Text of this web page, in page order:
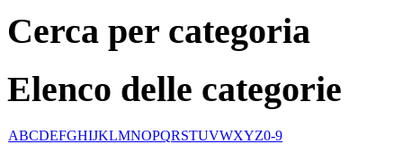
Cerca per categoria
Elenco delle categorie
ABCDEFGHIJKLMNOPQRSTUVWXYZ0-9